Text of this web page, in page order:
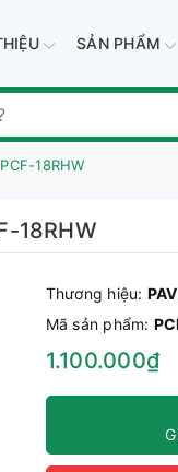
SẢN PHẨM
18RHW
18RHW
Thương hiệu:
Mã sản phẩm:
1.100.000₫